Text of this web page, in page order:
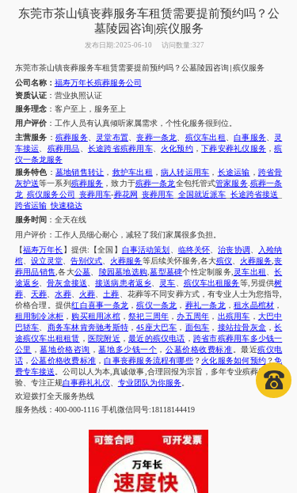
东莞市茶山镇丧葬服务车租赁需要提前预约吗？公
墓陵园咨询|殡仪服务
发布日期:2025-06-10 访问数量:327
东莞市茶山镇丧葬服务车租赁需要提前预约吗？公墓陵园 咨询 殡仪服务
公司名称： 福寿万年长殡葬服务公司
资质认证：营业执照认证
服务理念：客户至上，服务至上
用户评价：工作人员有认真倾听家属需求，个性化服务很到位。
主营服务 ： 殡葬服务、 灵堂布置 、丧葬一条龙 殡仪车出租 、白事服务
灵
车接运
殡葬用品 长途跨省殡葬用车、 火化预约，下葬安葬礼仪服务 ，殡
仪一条龙服务
服务特色 ： 墓地销售转让 救护车出租 病人转运用车 长途运输
跨省骨
灰护送等一系列殡葬服务 ，致力于殡葬一条龙全包托管式管家服务. 殡葬一条
龙_ 殡仪服务公司 丧葬用车-葬花网 丧葬用车 全国就近派车 长途跨省接送
跨省运输_ 快速稳达
服务时间 ： 全天在线
用户评价： 工作人员细心耐心，减轻了我们家属很多负担。
【福寿万年长 】提供:【全国】 白事活动策划 临终关怀 、治丧协调
入殓纳
棺、 设立灵堂 、告别仪式 火葬服务等后续关怀服务,各大殡仪 火葬服务 ,丧
葬用品销售 ,各大公墓 陵园墓地选购 墓型墓碑个性定制服务, 灵车出租 、长
途返乡 、骨灰盒接送 、接送病患者返乡 灵车 殡仪车出租服务等,另提供树
葬、天葬 、水葬、 火葬 土葬 花葬等不同安葬方式，有专业人士为您指导
价格合理。提供红白喜事一条龙 ，殡仪一条龙 葬礼一条龙，租水晶棺材
租用制冷冰柜
购买租用冰棺，祭祀三周年 办五周年 出殡用车
大巴中
巴轿车
商务车林肯奔驰考斯特 ，45座大巴车 面包车 接站拉骨灰盒 ，长
途殡仪车出租租赁
医院附近 ，最近的殡仪电话 跨省市殡葬用车多少钱一
公里
，墓地价格咨询 ，墓地多少钱一个 公墓价格收费标准 。最近殡仪电
话，公墓价格收费标准 ，白事丧葬服务流程有哪些？ 火化服务如何预约 ？免
费专车接送 。公司以人为本 ,真诚做事,合理回报为宗旨，多年专业殡葬服务经
验、专注正规白事葬礼礼仪 专业团队为你服务。
欢迎拨打全天服务热线
服务热线： 400-000-1116 手机微信同号:18118144419